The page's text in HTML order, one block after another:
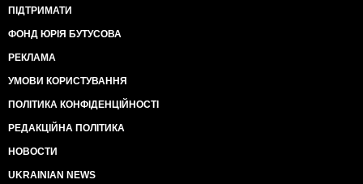
ПІДТРИМАТИ
ФОНД ЮРІЯ БУТУСОВА
РЕКЛАМА
УМОВИ КОРИСТУВАННЯ
ПОЛІТИКА КОНФІДЕНЦІЙНОСТІ
РЕДАКЦІЙНА ПОЛІТИКА
НОВОСТИ
UKRAINIAN NEWS